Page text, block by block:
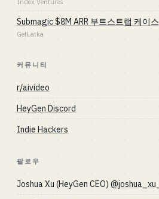
Index Ventures
Submagic $8M ARR 부트스트랩 케이스
GetLatka
커뮤니티
r/aivideo
HeyGen Discord
Indie Hackers
팔로우
Joshua Xu (HeyGen CEO) @joshua_xu_